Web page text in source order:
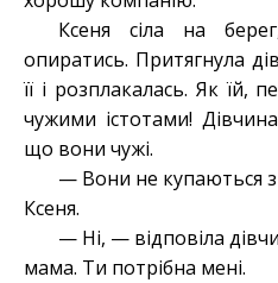
Ксеня сіла на
опиратись. Притягнула
її і розплакалась. Як їй,
чужими істотами!
що вони чужі.
— Вони не купаються
Ксеня.
— Ні, — відповіла
мама. Ти потрібна мені.